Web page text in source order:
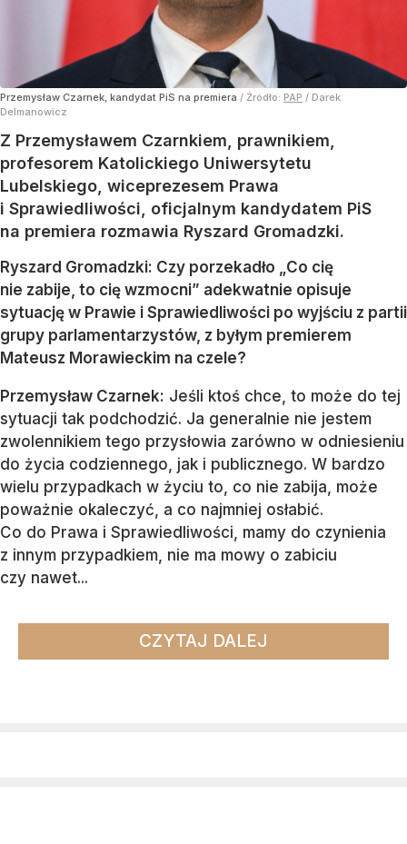
Przemysław Czarnek, kandydat PiS na premiera / Źródło: PAP / Darek
Delmanowicz
Z Przemysławem Czarnkiem, prawnikiem,
profesorem Katolickiego Uniwersytetu
Lubelskiego, wiceprezesem Prawa
i Sprawiedliwości, oficjalnym kandydatem PiS
na premiera rozmawia Ryszard Gromadzki.
Ryszard Gromadzki: Czy porzekadło „Co cię
nie zabije, to cię wzmocni” adekwatnie opisuje
sytuację w Prawie i Sprawiedliwości po wyjściu z partii
grupy parlamentarzystów, z byłym premierem
Mateusz Morawieckim na czele?
Przemysław Czarnek: Jeśli ktoś chce, to może do tej
sytuacji tak podchodzić. Ja generalnie nie jestem
zwolennikiem tego przysłowia zarówno w odniesieniu
do życia codziennego, jak i publicznego. W bardzo
wielu przypadkach w życiu to, co nie zabija, może
poważnie okaleczyć, a co najmniej osłabić.
Co do Prawa i Sprawiedliwości, mamy do czynienia
z innym przypadkiem, nie ma mowy o zabiciu
czy nawet...
CZYTAJ DALEJ